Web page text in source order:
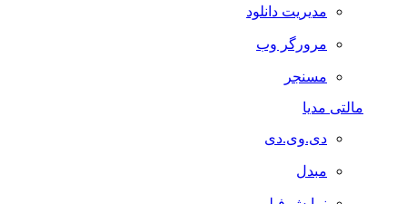
مدیریت دانلود
مرورگر وب
مسنجر
مالتی مدیا
دی.وی.دی
مبدل